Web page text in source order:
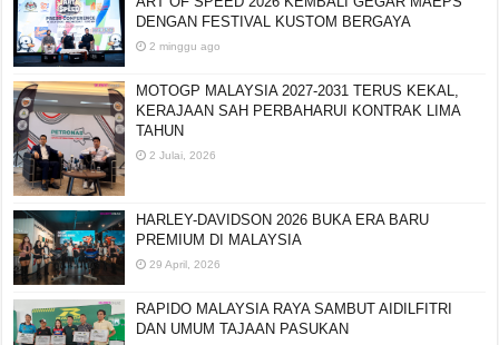
DENGAN FESTIVAL KUSTOM BERGAYA
2 minggu ago
MOTOGP MALAYSIA 2027-2031 TERUS KEKAL,
KERAJAAN SAH PERBAHARUI KONTRAK LIMA
TAHUN
2 Julai, 2026
HARLEY-DAVIDSON 2026 BUKA ERA BARU
PREMIUM DI MALAYSIA
29 April, 2026
RAPIDO MALAYSIA RAYA SAMBUT AIDILFITRI
DAN UMUM TAJAAN PASUKAN